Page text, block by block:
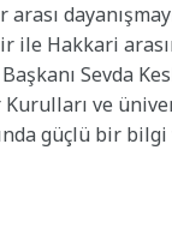
ile Hakkari
Sevda
ve
güçlü bir bilgi